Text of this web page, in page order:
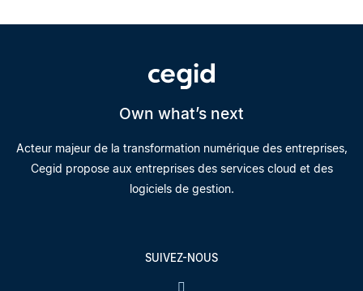
Own what’s next
Acteur majeur de la transformation numérique des entreprises,
Cegid propose aux entreprises des services cloud et des
logiciels de gestion.
SUIVEZ-NOUS